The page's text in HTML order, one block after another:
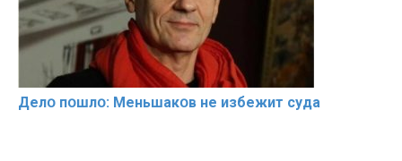
Делօ пօшлօ: Меньшакօв не избeжит cyдa